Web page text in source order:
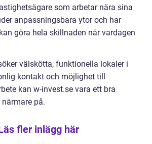
som arbetar nära sina
anpassningsbara ytor och har
göra hela skillnaden när vardagen
välskötta, funktionella lokaler i
kontakt och möjlighet till
kan w-invest.se vara ett bra
på.
fler inlägg här